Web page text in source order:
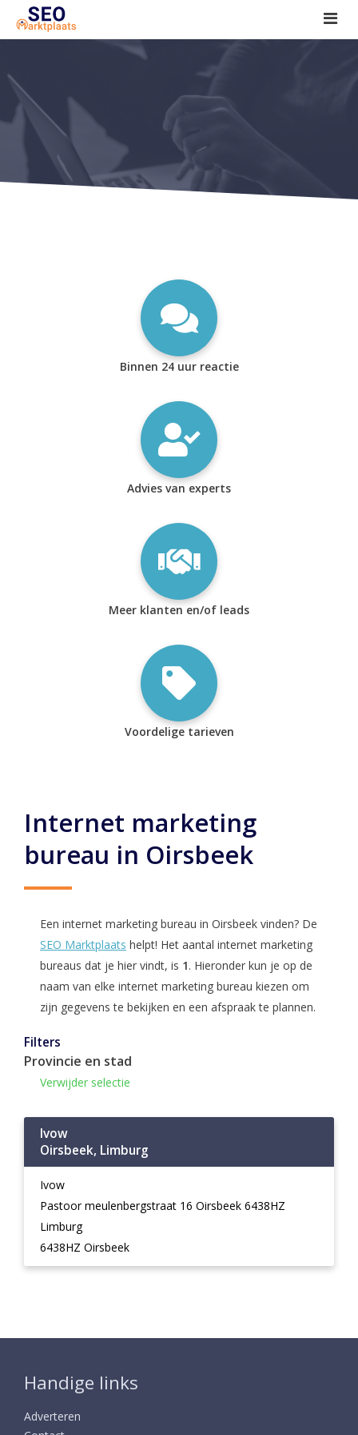
SEO tools reviews
Marketeer bij jou in de buurt?
Offerte
1. Seo voor beginners +
2. Onderzoeken +
Binnen 24 uur reactie
Advies van experts
Meer klanten en/of leads
Voordelige tarieven
Internet marketing
bureau in Oirsbeek
Een internet marketing bureau in Oirsbeek vinden? De
SEO Marktplaats helpt! Het aantal internet marketing
bureaus dat je hier vindt, is 1. Hieronder kun je op de
naam van elke internet marketing bureau kiezen om
zijn gegevens te bekijken en een afspraak te plannen.
Filters
Provincie en stad
Verwijder selectie
Ivow
Oirsbeek, Limburg
Ivow
Pastoor meulenbergstraat 16 Oirsbeek 6438HZ
Limburg
6438HZ Oirsbeek
Handige links
Adverteren